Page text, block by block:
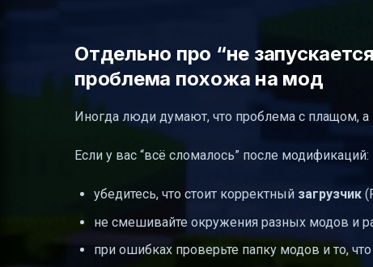
Отдельно про “не
проблема похожа на мод
Иногда люди думают, что проблема с плащом,
Если у вас “всё сломалось” после модификаций:
убедитесь, что стоит корректный загрузчик
не смешивайте окружения разных модов и
при ошибках проверьте папку модов и то,